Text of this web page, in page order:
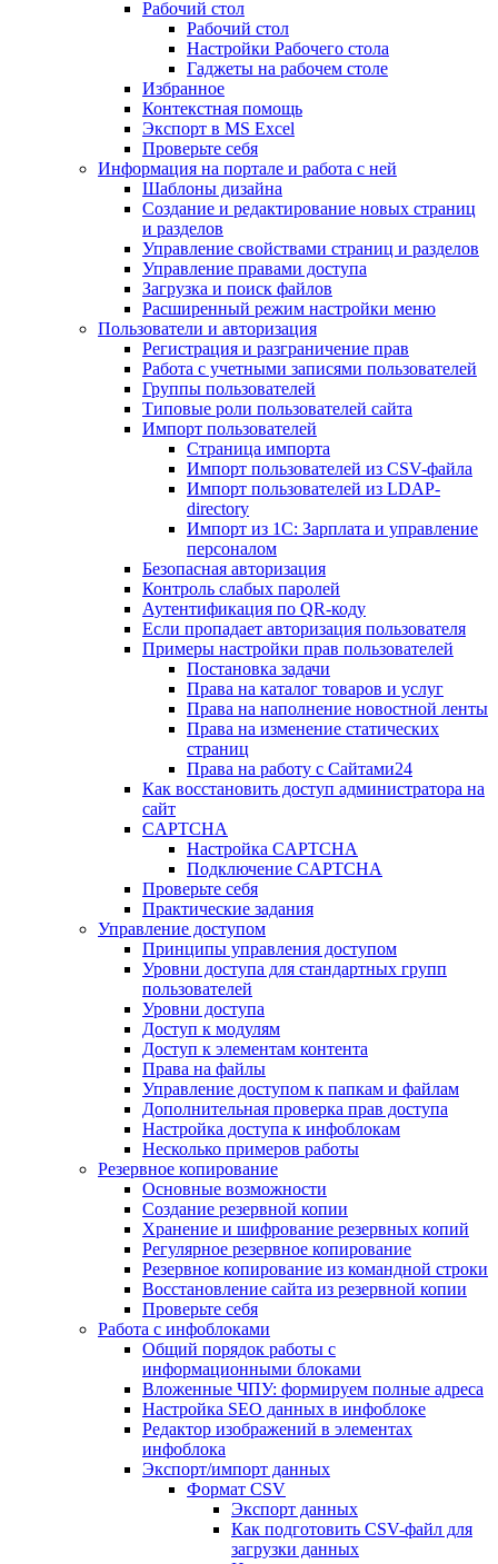
Рабочий стол
Рабочий стол
Настройки Рабочего стола
Гаджеты на рабочем столе
Избранное
Контекстная помощь
Экспорт в MS Excel
Проверьте себя
Информация на портале и работа с ней
Шаблоны дизайна
Создание и редактирование новых страниц
и разделов
Управление свойствами страниц и разделов
Управление правами доступа
Загрузка и поиск файлов
Расширенный режим настройки меню
Пользователи и авторизация
Регистрация и разграничение прав
Работа с учетными записями пользователей
Группы пользователей
Типовые роли пользователей сайта
Импорт пользователей
Страница импорта
Импорт пользователей из CSV-файла
Импорт пользователей из LDAP-
directory
Импорт из 1С: Зарплата и управление
персоналом
Безопасная авторизация
Контроль слабых паролей
Аутентификация по QR-коду
Если пропадает авторизация пользователя
Примеры настройки прав пользователей
Постановка задачи
Права на каталог товаров и услуг
Права на наполнение новостной ленты
Права на изменение статических
страниц
Права на работу с Сайтами24
Как восстановить доступ администратора на
сайт
CAPTCHA
Настройка CAPTCHA
Подключение CAPTCHA
Проверьте себя
Практические задания
Управление доступом
Принципы управления доступом
Уровни доступа для стандартных групп
пользователей
Уровни доступа
Доступ к модулям
Доступ к элементам контента
Права на файлы
Управление доступом к папкам и файлам
Дополнительная проверка прав доступа
Настройка доступа к инфоблокам
Несколько примеров работы
Резервное копирование
Основные возможности
Создание резервной копии
Хранение и шифрование резервных копий
Регулярное резервное копирование
Резервное копирование из командной строки
Восстановление сайта из резервной копии
Проверьте себя
Работа с инфоблоками
Общий порядок работы с
информационными блоками
Вложенные ЧПУ: формируем полные адреса
Настройка SEO данных в инфоблоке
Редактор изображений в элементах
инфоблока
Экспорт/импорт данных
Формат CSV
Экспорт данных
Как подготовить CSV-файл для
загрузки данных